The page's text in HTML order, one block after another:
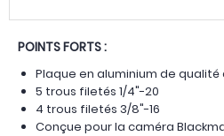
POINTS FORTS :
Plaque en aluminium de
5 trous filetés 1/4"-20
4 trous filetés 3/8"-16
Conçue pour la caméra